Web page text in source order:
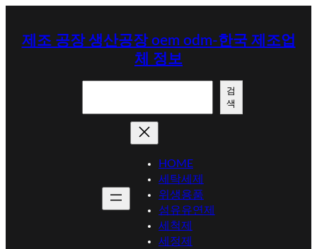
제조 공장 생산공장 oem odm-한국 제조업
체 정보
검
색
HOME
세탁세제
위생용품
섬유유연제
세척제
세정제